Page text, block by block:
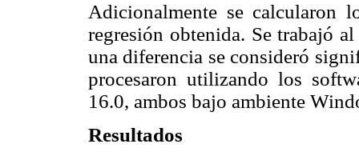
Adicionalmente se calcularon
regresión obtenida. Se trabajó
una diferencia se consideró
procesaron utilizando los
16.0, ambos bajo ambiente
Resultados